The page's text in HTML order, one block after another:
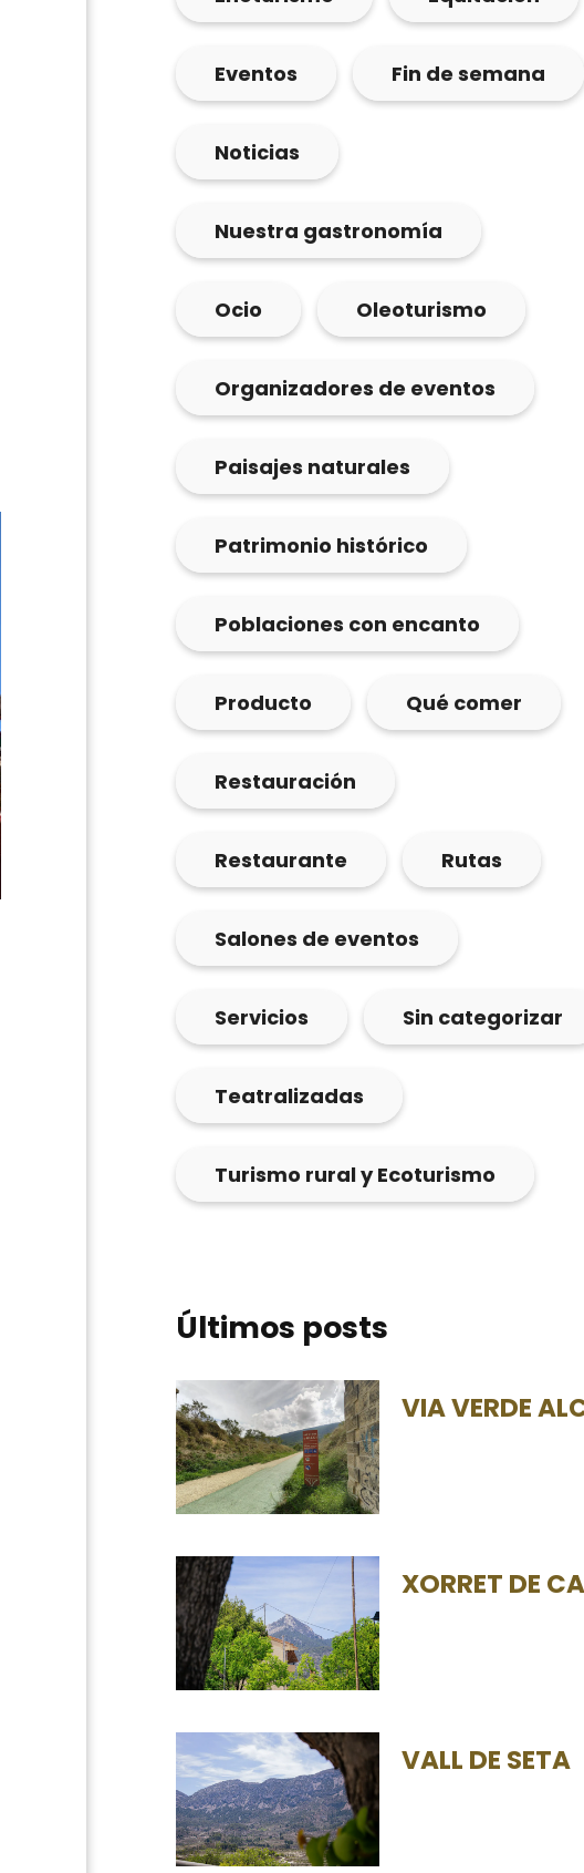
Eventos Fin de semana
Noticias
Nuestra gastronomía
Ocio Oleoturismo
Organizadores de eventos
Paisajes naturales
Patrimonio histórico
Poblaciones con encanto
Producto Qué comer
Restauración
Restaurante Rutas
Salones de eventos
Servicios Sin categorizar
Teatralizadas
Turismo rural y Ecoturismo
Últimos posts
VIA VERDE
XORRET DE
VALL DE SETA